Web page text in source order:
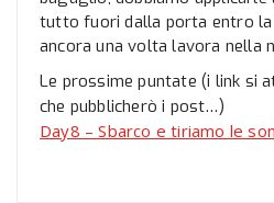
tutto fuori dalla porta entro la
ancora una volta lavora nella
Le prossime puntate (i link si
che pubblicherò i post…)
Day8 – Sbarco e tiriamo le